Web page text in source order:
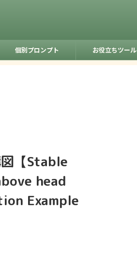
個別プロンプト お役立ちツール
図【Stable
head
Example